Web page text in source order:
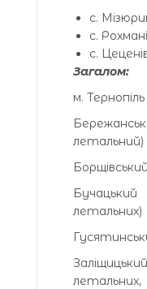
с.
с.
с.
Загалом:
м.
летальний)
летальних)